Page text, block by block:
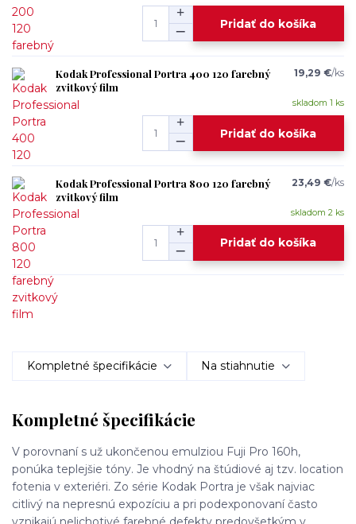
Pridať do košíka
Kodak Professional Portra 400 120 farebný
zvitkový film
19,29 €/ks
skladom 1 ks
Pridať do košíka
Kodak Professional Portra 800 120 farebný
zvitkový film
23,49 €/ks
skladom 2 ks
Pridať do košíka
Kompletné špecifikácie Na stiahnutie
Kompletné špecifikácie
V porovnaní s už ukončenou emulziou Fuji Pro 160h,
ponúka teplejšie tóny. Je vhodný na štúdiové aj tzv. location
fotenia v exteriéri. Zo série Kodak Portra je však najviac
citlivý na nepresnú expozíciu a pri podexponovaní často